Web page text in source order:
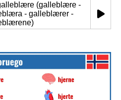
(galleblære -
- galleblærer -